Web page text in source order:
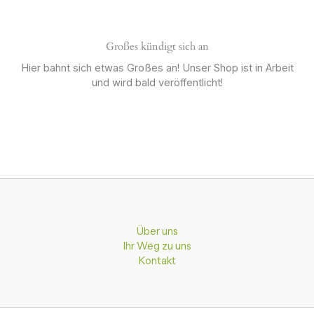
Großes kündigt sich an
Hier bahnt sich etwas Großes an! Unser Shop ist in Arbeit
und wird bald veröffentlicht!
Über uns
Ihr Weg zu uns
Kontakt